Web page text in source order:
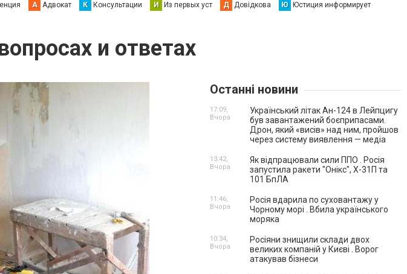
А Адвокат К Консультации И Из первых уст Д Довідкова Ю Юстиция информирует
и ответах
Останні новини
Український літак Ан-124 в Лейпцигу
був завантажений боєприпасами.
Дрон, який «висів» над ним, пройшов
через систему виявлення — медіа
17:09,
Вчора
Як відпрацювали сили ППО . Росія
запустила ракети "Онікс", Х-31П та
101 БпЛА
13:42,
Вчора
Росія вдарила по суховантажу у
Чорному морі . Вбила українського
моряка
11:46,
Вчора
Росіяни знищили склади двох
великих компаній у Києві . Ворог
атакував бізнеси
10:34,
Вчора